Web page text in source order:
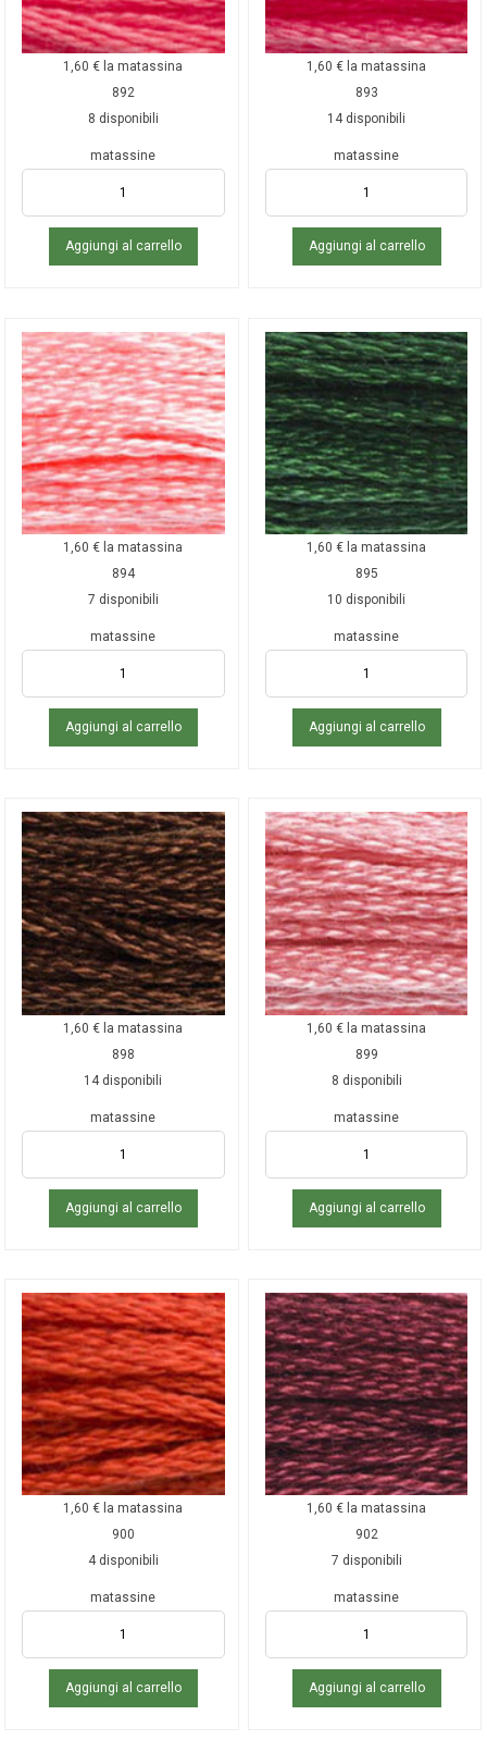
1,60€ la matassina
892
8 disponibili
matassine
Aggiungi al carrello
1,60€ la matassina
893
14 disponibili
matassine
Aggiungi al carrello
1,60€ la matassina
894
7 disponibili
matassine
Aggiungi al carrello
1,60€ la matassina
895
10 disponibili
matassine
Aggiungi al carrello
1,60€ la matassina
898
14 disponibili
matassine
Aggiungi al carrello
1,60€ la matassina
899
8 disponibili
matassine
Aggiungi al carrello
1,60€ la matassina
900
4 disponibili
matassine
Aggiungi al carrello
1,60€ la matassina
902
7 disponibili
matassine
Aggiungi al carrello